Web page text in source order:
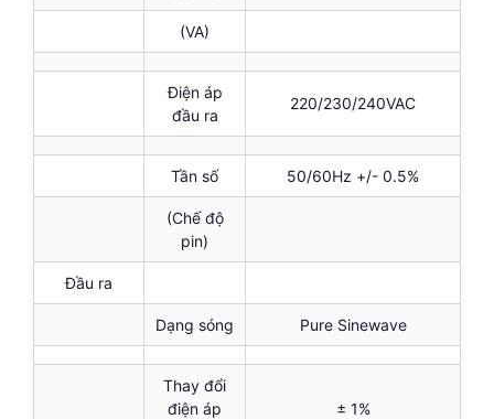
(VA)
Điện áp
đầu ra
220/230/240VAC
Tần số 50/60Hz +/- 0.5%
(Chế độ
pin)
Đầu ra
Dạng sóng Pure Sinewave
Thay đổi
điện áp
± 1%